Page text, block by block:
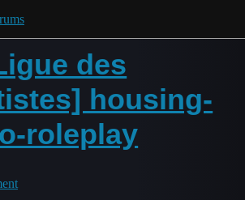
des
housing-
roleplay